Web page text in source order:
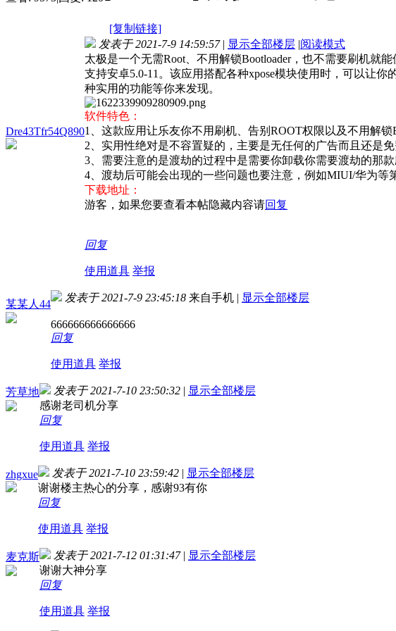
[复制链接]
Dre43Tfr54Q890
发表于 2021-7-9 14:59:57 | 显示全部楼层 |阅读模式
太极是一个无需Root、不用解锁Bootloader，也不需要刷机就
支持安卓5.0-11。该应用搭配各种xpose模块使用时，可以让
种实用的功能等你来发现。
软件特色：
1、这款应用让乐友你不用刷机、告别ROOT权限以及不用解锁
2、实用性绝对是不容置疑的，主要是无任何的广告而且还是
3、需要注意的是渡劫的过程中是需要你卸载你需要渡劫的那
4、渡劫后可能会出现的一些问题也要注意，例如MIUI/华为等
下载地址：
游客，如果您要查看本帖隐藏内容请回复
回复
使用道具 举报
某某人44
发表于 2021-7-9 23:45:18 来自手机 | 显示全部楼层
666666666666666
回复
使用道具 举报
芳草地 发表于 2021-7-10 23:50:32 | 显示全部楼层
感谢老司机分享
回复
使用道具 举报
zhgxue 发表于 2021-7-10 23:59:42 | 显示全部楼层
谢谢楼主热心的分享，感谢93有你
回复
使用道具 举报
麦克斯 发表于 2021-7-12 01:31:47 | 显示全部楼层
谢谢大神分享
回复
使用道具 举报